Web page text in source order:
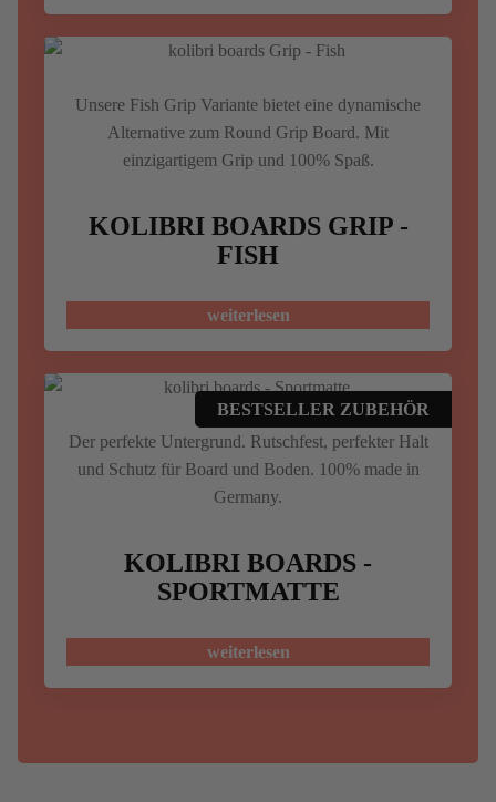
Unsere Fish Grip Variante bietet eine dynamische
Alternative zum Round Grip Board. Mit
einzigartigem Grip und 100% Spaß.
KOLIBRI BOARDS GRIP -
FISH
weiterlesen
BESTSELLER ZUBEHÖR
Der perfekte Untergrund. Rutschfest, perfekter Halt
und Schutz für Board und Boden. 100% made in
Germany.
KOLIBRI BOARDS -
SPORTMATTE
weiterlesen